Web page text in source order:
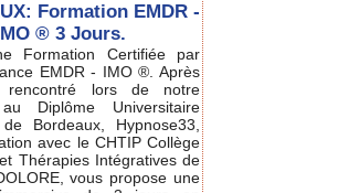
Formation EMDR -
® 3 Jours.
Formation Certifiée par
EMDR - IMO ®. Après
rencontré lors de notre
Diplôme Universitaire
Bordeaux, Hypnose33,
avec le CHTIP Collège
Thérapies Intégratives de
vous propose une